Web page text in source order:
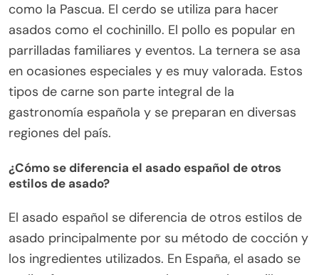
como la Pascua. El cerdo se utiliza para hacer
asados como el cochinillo. El pollo es popular en
parrilladas familiares y eventos. La ternera se asa
en ocasiones especiales y es muy valorada. Estos
tipos de carne son parte integral de la
gastronomía española y se preparan en diversas
regiones del país.
¿Cómo se diferencia el asado español de otros
estilos de asado?
El asado español se diferencia de otros estilos de
asado principalmente por su método de cocción y
los ingredientes utilizados. En España, el asado se